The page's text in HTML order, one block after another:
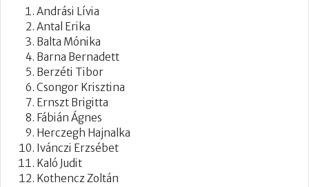
Andrási Lívia
Antal Erika
Balta Mónika
Barna Bernadett
Berzéti Tibor
Csongor Krisztina
Ernszt Brigitta
Fábián Ágnes
Herczegh Hajnalka
Ivánczi Erzsébet
Kaló Judit
Kothencz Zoltán